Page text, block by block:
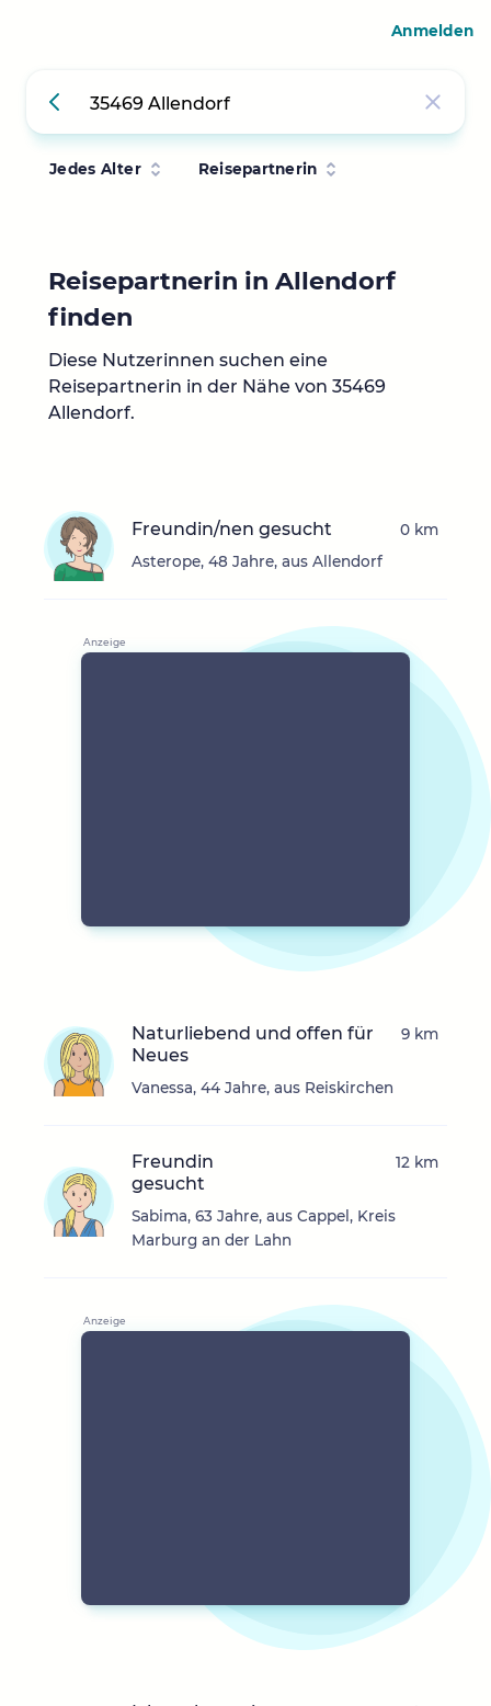
Jedes Alter Reisepartnerin
Reisepartnerin in Allendorf
finden
Diese Nutzerinnen suchen eine
Reisepartnerin in der Nähe von 35469
Allendorf.
Freundin/nen gesucht
Asterope, 48 Jahre, aus Allendorf
0 km
Naturliebend und offen für
Neues
Vanessa, 44 Jahre, aus Reiskirchen
9 km
Freundin
gesucht
Sabima, 63 Jahre, aus Cappel, Kreis
Marburg an der Lahn
12 km
Anmelden